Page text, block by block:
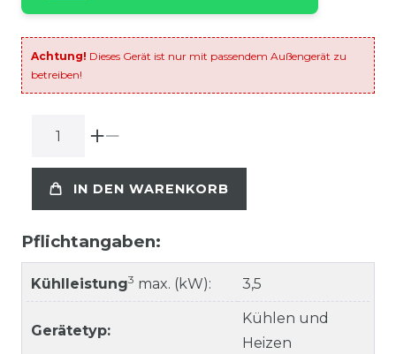
Achtung! Dieses Gerät ist nur mit passendem Außengerät zu
betreiben!
IN DEN WARENKORB
Pflichtangaben:
Kühlleistung3 max. (kW): 3,5
Gerätetyp:
Kühlen und
Heizen